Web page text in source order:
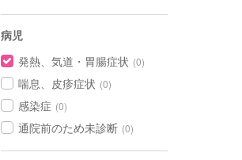
病児
発熱、気道・胃腸症状 (0)
喘息、皮疹症状 (0)
感染症 (0)
通院前のため未診断 (0)